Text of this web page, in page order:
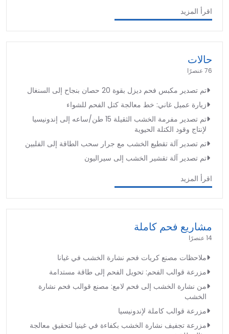
اقرأ المزيد
حالات
76 عنصرًا
تم تصدير مكبس فحم ديزل بقوة 20 حصان بنجاح إلى السنغال
زيارة عميل غاني: خط معالجة كتل الفحم للشواء
تم تصدير مفرمة الخشب الثقيلة 15 طن/ساعه إلى إندونيسيا
لإنتاج وقود الكتلة الحيوية
تم تصدير آلة تقطيع الخشب مع جرار سحب الطاقة إلى الفلبين
تم تصدير آلة تقشير الخشب إلى سيراليون
اقرأ المزيد
مشاريع فحم كاملة
14 عنصرًا
ملاحظات مصنع كريات فحم نشارة الخشب في غيانا
مزرعة قوالب الفحم: تحويل الفحم إلى طاقة مستدامة
من نشارة الخشب إلى فحم لامع: مصنع قوالب فحم نشارة
الخشب
مزرعة قوالب كاملة لإندونيسيا
مزرعة تجفيف نشارة الخشب بكفاءة في غينيا لتحقيق معالجة